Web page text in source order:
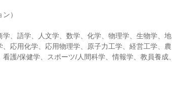
）
、語学、人文学、数学、化学、物理学、生物学、地
応用化学、応用物理学、原子力工学、経営工学、農
護/保健学、スポーツ/人間科学、情報学、教員養成、